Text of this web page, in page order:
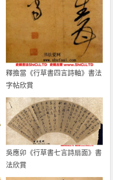
釋擔當《行草書四言詩軸》書法
字帖欣賞
吳應卯《行草書七言詩扇面》書
法欣賞